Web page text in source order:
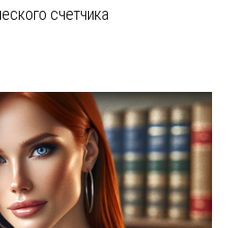
счетчика